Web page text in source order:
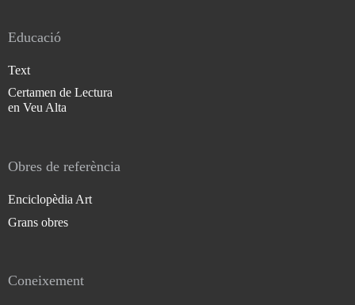
Educació
Text
Certamen de Lectura
en Veu Alta
Obres de referència
Enciclopèdia Art
Grans obres
Coneixement